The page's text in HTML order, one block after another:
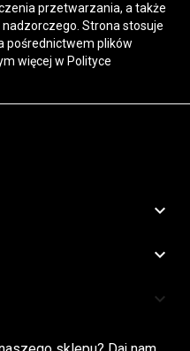
przetwarzania, a także
Strona stosuje
pośrednictwem plików
więcej w Polityce


keyboard_arrow_down